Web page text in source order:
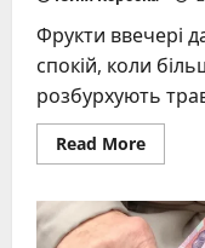
Фрукти ввечері
спокій, коли
розбурхують
Read MoreRead
more
можна
їсти